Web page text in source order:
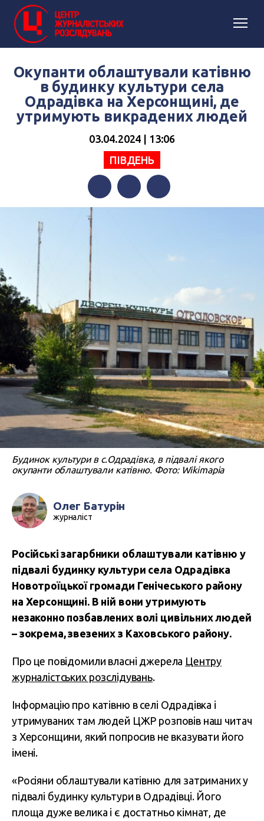
Окупанти облаштували катівню
в будинку культури села
Одрадівка на Херсонщині, де
утримують викрадених людей
03.04.2024 | 13:06
ПІВДЕНЬ
FacebookTwitterTelegram
Будинок культури в с.Одрадівка, в підвалі якого
окупанти облаштували катівню. Фото: Wikimapia
Олег Батурін
журналіст
Російські загарбники облаштували катівню у
підвалі будинку культури села Одрадівка
Новотроїцької громади Генічеського району
на Херсонщині. В ній вони утримують
незаконно позбавлених волі цивільних людей
– зокрема, звезених з Каховського району.
Про це повідомили власні джерела Центру
журналістських розслідувань.
Інформацію про катівню в селі Одрадівка і
утримуваних там людей ЦЖР розповів наш читач
з Херсонщини, який попросив не вказувати його
імені.
«Росіяни облаштували катівню для затриманих у
підвалі будинку культури в Одрадівці. Його
площа дуже велика і є достатньо кімнат, де